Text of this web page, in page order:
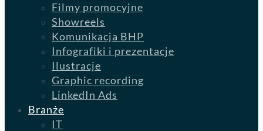
Filmy promocyjne
Showreels
Komunikacja BHP
Infografiki i prezentacje
Ilustracje
Graphic recording
LinkedIn Ads
Branże
IT